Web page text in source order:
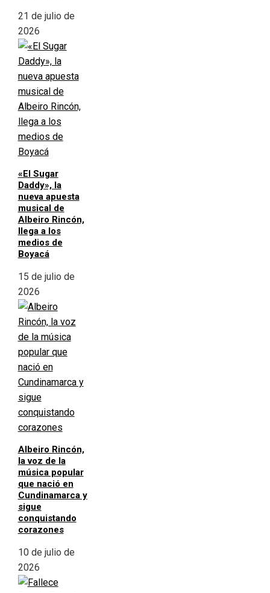
21 de julio de
2026
«El Sugar
Daddy», la
nueva apuesta
musical de
Albeiro Rincón,
llega a los
medios de
Boyacá
15 de julio de
2026
Albeiro Rincón,
la voz de la
música popular
que nació en
Cundinamarca y
sigue
conquistando
corazones
10 de julio de
2026